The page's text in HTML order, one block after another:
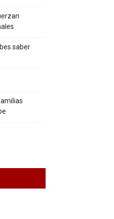
saber